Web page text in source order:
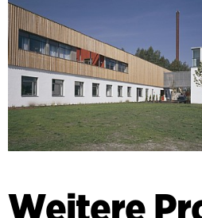
Weitere